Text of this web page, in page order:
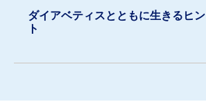
ダイアベティスとともに生きるヒン
ト